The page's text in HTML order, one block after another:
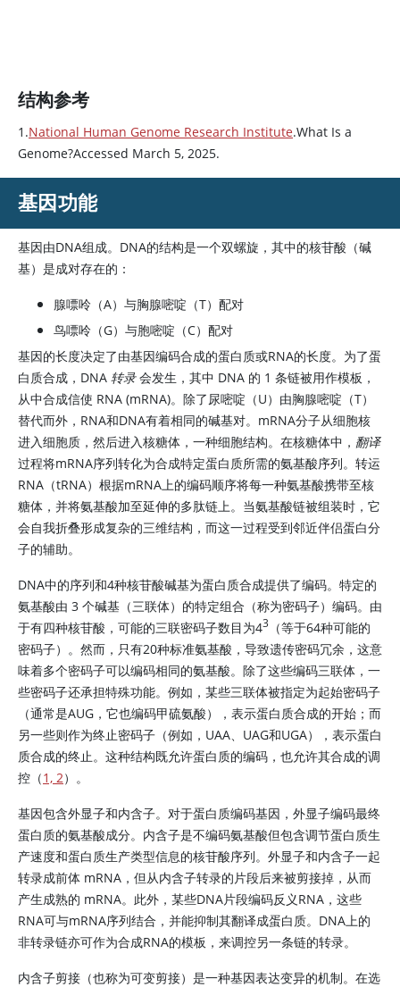
结构参考
1.National Human Genome Research Institute.What Is a
Genome?Accessed March 5, 2025.
基因功能
基因由DNA组成。DNA的结构是一个双螺旋，其中的核苷酸（碱
基）是成对存在的：
腺嘌呤（A）与胸腺嘧啶（T）配对
鸟嘌呤（G）与胞嘧啶（C）配对
基因的长度决定了由基因编码合成的蛋白质或RNA的长度。为了蛋
白质合成，DNA 转录会发生，其中 DNA 的 1 条链被用作模板，
从中合成信使 RNA (mRNA)。除了尿嘧啶（U）由胸腺嘧啶（T）
替代而外，RNA和DNA有着相同的碱基对。mRNA分子从细胞核
进入细胞质，然后进入核糖体，一种细胞结构。在核糖体中， 翻译
过程将mRNA序列转化为合成特定蛋白质所需的氨基酸序列。转运
RNA（tRNA）根据mRNA上的编码顺序将每一种氨基酸携带至核
糖体，并将氨基酸加至延伸的多肽链上。当氨基酸链被组装时，它
会自我折叠形成复杂的三维结构，而这一过程受到邻近伴侣蛋白分
子的辅助。
DNA中的序列和4种核苷酸碱基为蛋白质合成提供了编码。特定的
氨基酸由 3 个碱基（三联体）的特定组合（称为密码子）编码。由
于有四种核苷酸，可能的三联密码子数目为43 （等于64种可能的
密码子）。然而，只有20种标准氨基酸，导致遗传密码冗余，这意
味着多个密码子可以编码相同的氨基酸。除了这些编码三联体，一
些密码子还承担特殊功能。例如，某些三联体被指定为起始密码子
（通常是AUG，它也编码甲硫氨酸），表示蛋白质合成的开始；而
另一些则作为终止密码子（例如，UAA、UAG和UGA），表示蛋白
质合成的终止。这种结构既允许蛋白质的编码，也允许其合成的调
控（1, 2）。
基因包含外显子和内含子。对于蛋白质编码基因，外显子编码最终
蛋白质的氨基酸成分。内含子是不编码氨基酸但包含调节蛋白质生
产速度和蛋白质生产类型信息的核苷酸序列。外显子和内含子一起
转录成前体 mRNA，但从内含子转录的片段后来被剪接掉，从而
产生成熟的 mRNA。此外，某些DNA片段编码反义RNA，这些
RNA可与mRNA序列结合，并能抑制其翻译成蛋白质。DNA上的
非转录链亦可作为合成RNA的模板，来调控另一条链的转录。
内含子剪接（也称为可变剪接）是一种基因表达变异的机制。在选